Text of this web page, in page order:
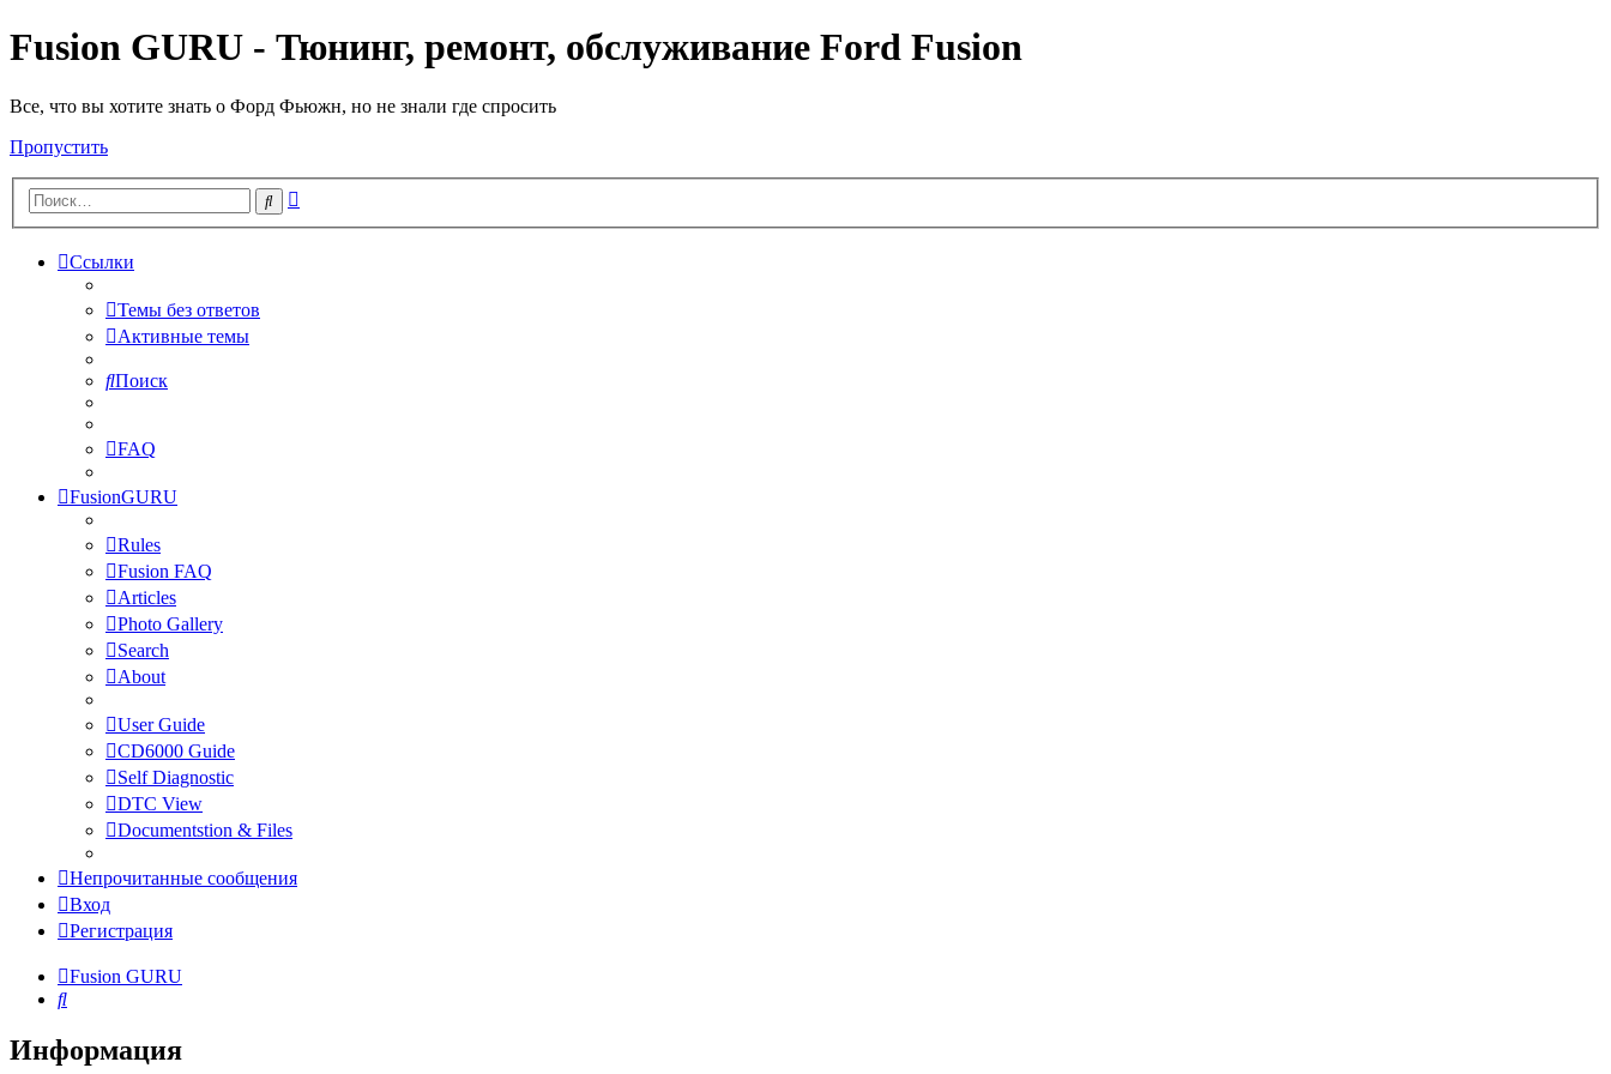
Fusion GURU - Тюнинг, ремонт, обслуживание Ford Fusion
Все, что вы хотите знать о Форд Фьюжн, но не знали где спросить
Пропустить
Поиск
Ссылки
Темы без ответов
Активные темы
Поиск
FAQ
FusionGURU
Rules
Fusion FAQ
Articles
Photo Gallery
Search
About
User Guide
CD6000 Guide
Self Diagnostic
DTC View
Documentstion & Files
Непрочитанные сообщения
Вход
Регистрация
Fusion GURU
Поиск
Информация